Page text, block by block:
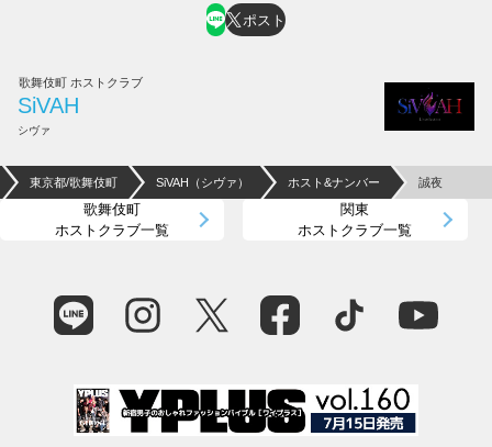
ポスト
歌舞伎町 ホストクラブ
SiVAH
シヴァ
東京都/歌舞伎町 SiVAH（シヴァ） ホスト&ナンバー 誠夜
歌舞伎町
ホストクラブ一覧
関東
ホストクラブ一覧